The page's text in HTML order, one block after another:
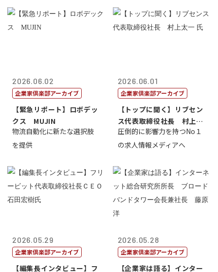
2026.06.02
企業家倶楽部アーカイブ
【緊急リポート】ロボデッ
クス MUJIN
物流自動化に新たな選択肢
を提供
2026.06.01
企業家倶楽部アーカイブ
【トップに聞く】リブセン
ス代表取締役社長 村上太
一 氏
圧倒的に影響力を持つNo１
の求人情報メディアへ
2026.05.29
企業家倶楽部アーカイブ
【編集長インタビュー】フ
2026.05.28
企業家倶楽部アーカイブ
【企業家は語る】インター